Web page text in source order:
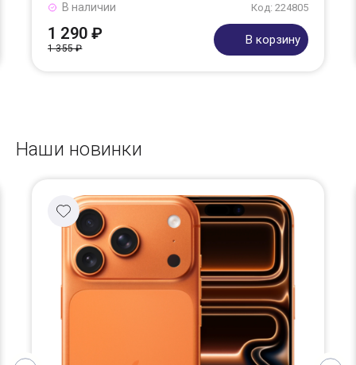
Код: 224805
В наличии
1 290 ₽
1 355 ₽
В корзину
Наши новинки